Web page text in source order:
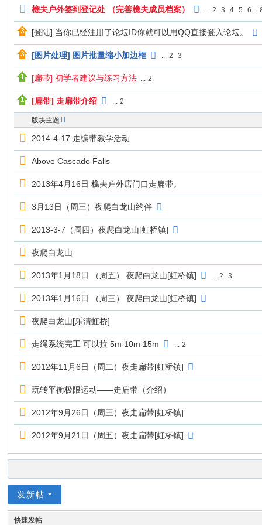
樵夫户外签到登记处 （完善樵夫成员档案） ... 2 3 4 5 6 ..
[登陆] 当你已经注册了论坛ID你就可以用QQ直接登入论坛。
[图片处理] 图片批量缩小加边框 ... 2 3
[扁带] 初学者建议与练习方法 ... 2
[扁带] 走扁带介绍 ... 2
版块主题
2014-4-17 走编带教学活动
Above Cascade Falls
2013年4月16日 樵夫户外店门口走扁带。
3月13日（周三）夜爬白龙山约伴
2013-3-7（周四）夜爬白龙山[虹桥镇]
夜爬白龙山
2013年1月18日 （周五） 夜爬白龙山[虹桥镇] ... 2 3
2013年1月16日 （周三） 夜爬白龙山[虹桥镇]
夜爬白龙山[乐清虹桥]
走绳系统完工 可以拉 5m 10m 15m ... 2
2012年11月6日（周二）夜走扁带[虹桥镇]
玩转平衡极限运动——走扁带（介绍）
2012年9月26日（周三）夜走扁带[虹桥镇]
2012年9月21日（周五）夜走扁带[虹桥镇]
发新帖
快速发帖